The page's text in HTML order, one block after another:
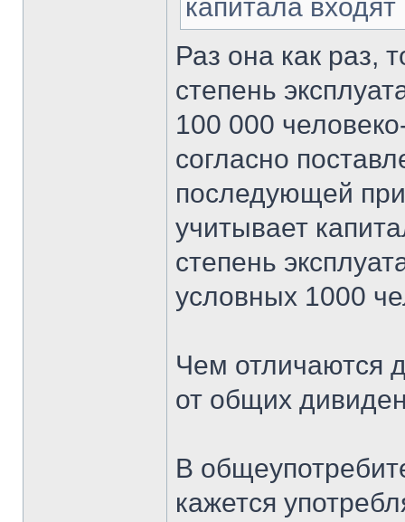
капитала
Раз она как раз,
степень
100 000
согласно
последующей
учитывает
степень
условных 1000
Чем отличаются
от общих
В
кажется